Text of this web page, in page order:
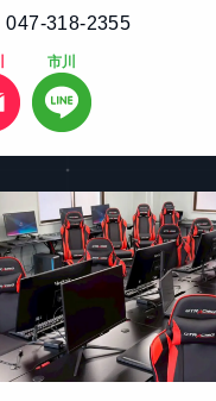
047-318-2355
市川